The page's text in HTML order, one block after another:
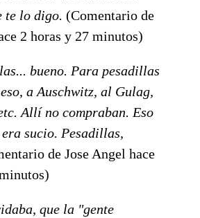
te lo digo. (Comentario de
2 horas y 27 minutos)
bueno. Para pesadillas
a Auschwitz, al Gulag,
Allí no compraban. Eso
sucio. Pesadillas,
de Jose Angel hace
que la "gente